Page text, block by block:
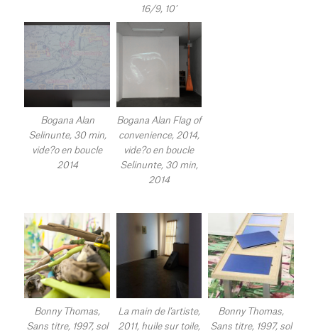
16/9, 10’
Bogana Alan
Selinunte, 30 min,
vide?o en boucle
2014
Bogana Alan Flag of
convenience, 2014,
vide?o en boucle
Selinunte, 30 min,
2014
Bonny Thomas,
Sans titre, 1997, sol
La main de l’artiste,
2011, huile sur toile,
Bonny Thomas,
Sans titre, 1997, sol